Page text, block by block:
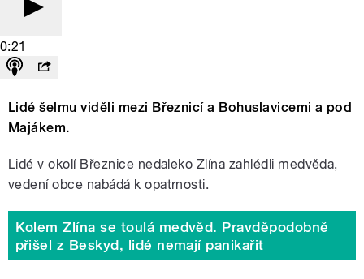
0:21
Lidé šelmu viděli mezi Březnicí a Bohuslavicemi a pod
Majákem.
Lidé v okolí Březnice nedaleko Zlína zahlédli medvěda,
vedení obce nabádá k opatrnosti.
Kolem Zlína se toulá medvěd. Pravděpodobně
přišel z Beskyd, lidé nemají panikařit